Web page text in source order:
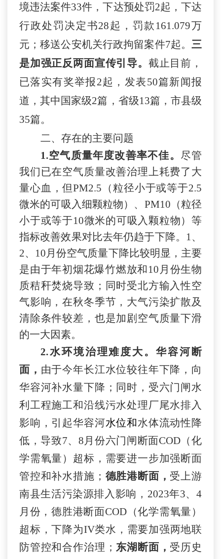
境违法案件33件，下达预处罚2起，下达
行政处罚决定书28起，罚款161.079万
元；移送公安机关行政拘留案件7起。 三
是加强正反两面宣传引导。 截止目前，
已落实有奖举报 2起，发表50篇新闻报
道，其中国家级2篇，省级13篇，市县级
35篇。
二、存在的主要问题
1.空气质量年度改善率不佳。 尽管
我们已在空气质量改善治理上耗费了大
量心血，但PM2.5（粒径小于或等于2.5
微米的可吸入细颗粒物）、PM10（粒径
小于或等于10微米的可吸入颗粒物）等
指标改善效果对比去年仍趋于下降。1、
2、10月份空气质量下降比较明显，主要
是由于年初烟花爆竹燃放和10月份生物
质秸秆焚烧导致；同时受北方输入性空
气影响，在秋冬季节，大气污染扩散及
清除条件较差，也是加剧空气质量下滑
的一大因素。
2.水环境治理难度大。华容河断
面， 由于今年长江水位较往年下降，向
华容河补水量下降；同时，受六门闸水
利工程施工和沿线污水处理厂尾水排入
影响，引起华容河水位和水体流动性降
低，导致7、8月份六门闸断面COD（化
学需氧量）超标，需要进一步加强断面
管控和补水措施； 德胜港断面， 受上游
南县生活污染源排入影响， 2023年3、4
月份 ，德胜港断面COD（化学需氧量）
超标，下降为IV类水，需要加强两地联
防管控和合作治理； 东湖断面， 受历史